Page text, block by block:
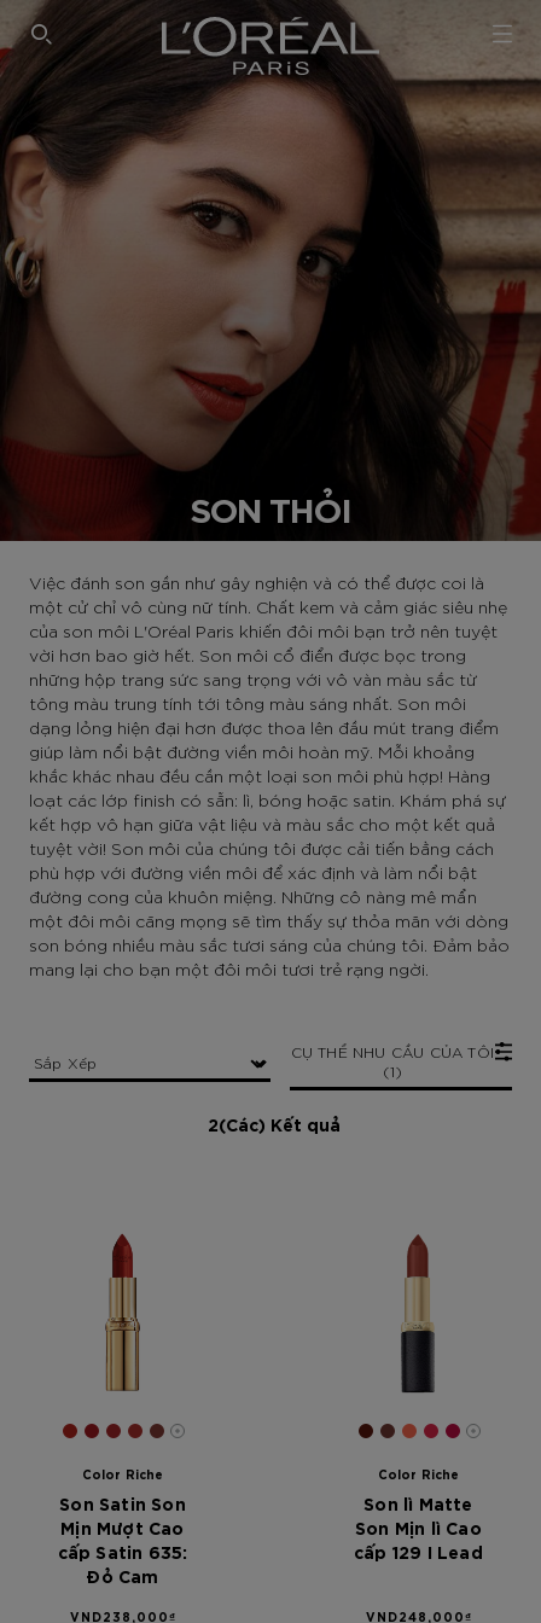
SEARCH THIS SITE
SON THỎI
Việc đánh son gần như gây nghiện và có thể được coi là
một cử chỉ vô cùng nữ tính. Chất kem và cảm giác siêu nhẹ
của son môi L'Oréal Paris khiến đôi môi bạn trở nên tuyệt
vời hơn bao giờ hết. Son môi cổ điển được bọc trong
những hộp trang sức sang trọng với vô vàn màu sắc từ
tông màu trung tính tới tông màu sáng nhất. Son môi
dạng lỏng hiện đại hơn được thoa lên đầu mút trang điểm
giúp làm nổi bật đường viền môi hoàn mỹ. Mỗi khoảng
khắc khác nhau đều cần một loại son môi phù hợp! Hàng
loạt các lớp finish có sẵn: lì, bóng hoặc satin. Khám phá sự
kết hợp vô hạn giữa vật liệu và màu sắc cho một kết quả
tuyệt vời! Son môi của chúng tôi được cải tiến bằng cách
phù hợp với đường viền môi để xác định và làm nổi bật
đường cong của khuôn miệng. Những cô nàng mê mẩn
một đôi môi căng mọng sẽ tìm thấy sự thỏa mãn với dòng
son bóng nhiều màu sắc tươi sáng của chúng tôi. Đảm bảo
mang lại cho bạn một đôi môi tươi trẻ rạng ngời.
2(Các) Kết quả
CỤ THỂ NHU CẦU CỦA TÔI
(1)
[Color]: #AB221B
[Color]: #9C191E
[Color]: #9F2426
[Color]: #A62E2A
[Color]: #7D3833
More shades are available
Color Riche
Son Satin Son
Mịn Mượt Cao
cấp Satin 635:
Đỏ Cam
VND238,000₫
[Color]: #56170C
[Color]:
[Color]:
[Color]:
[Color]:
More
Color Riche
Son lì Matte
Son Mịn lì Cao
cấp 129 I Lead
VND248,000₫